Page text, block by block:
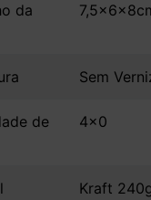
da
Sem
de
4x0
Kraft